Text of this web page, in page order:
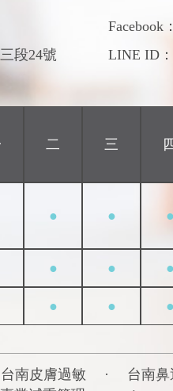
段24號
Facebook
LINE ID
二 三
● ● ●
● ● ●
● ● ●
台南皮膚過敏 · 台南